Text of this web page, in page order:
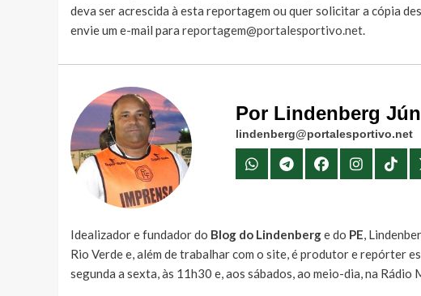
deva ser acrescida à esta reportagem ou quer solicitar a cópia
envie um e-mail para reportagem@portalesportivo.net.
Por Lindenberg
lindenberg@portalesportivo.net
Idealizador e fundador do Blog do Lindenberge do PE,
Rio Verde e, além de trabalhar com o site, é produtor e repórter
segunda a sexta, às 11h30 e, aos sábados, ao meio-dia, na Rádio